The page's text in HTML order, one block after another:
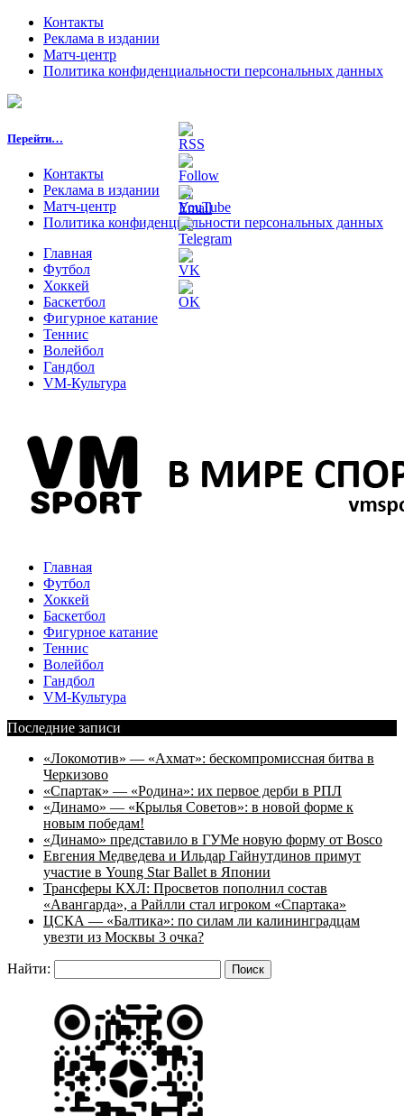
Контакты
Реклама в издании
Матч-центр
Политика конфиденциальности персональных данных
Перейти…
Контакты
Реклама в издании
Матч-центр
Политика конфиденциальности персональных данных
Главная
Футбол
Хоккей
Баскетбол
Фигурное катание
Теннис
Волейбол
Гандбол
VM-Культура
Главная
Футбол
Хоккей
Баскетбол
Фигурное катание
Теннис
Волейбол
Гандбол
VM-Культура
Последние записи
«Локомотив» — «Ахмат»: бескомпромиссная битва в
Черкизово
«Спартак» — «Родина»: их первое дерби в РПЛ
«Динамо» — «Крылья Советов»: в новой форме к
новым победам!
«Динамо» представило в ГУМе новую форму от Bosco
Евгения Медведева и Ильдар Гайнутдинов примут
участие в Young Star Ballet в Японии
Трансферы КХЛ: Просветов пополнил состав
«Авангарда», а Райлли стал игроком «Спартака»
ЦСКА — «Балтика»: по силам ли калининградцам
увезти из Москвы 3 очка?
Найти: